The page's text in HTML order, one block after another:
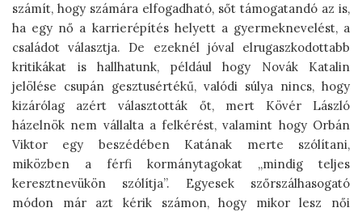
számít, hogy számára elfogadható, sőt támogatandó az is,
ha egy nő a karrierépítés helyett a gyermeknevelést, a
családot választja. De ezeknél jóval elrugaszkodottabb
kritikákat is hallhatunk, például hogy Novák Katalin
jelölése csupán gesztusértékű, valódi súlya nincs, hogy
kizárólag azért választották őt, mert Kövér László
házelnök nem vállalta a felkérést, valamint hogy Orbán
Viktor egy beszédében Katának merte szólítani,
miközben a férfi kormánytagokat „mindig teljes
keresztnevükön szólítja”. Egyesek szőrszálhasogató
módon már azt kérik számon, hogy mikor lesz női